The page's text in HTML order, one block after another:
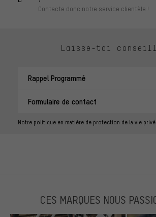
Contacte donc notre service clientèle !
Laisse-toi
Rappel Programmé
Formulaire de contact
Notre politique en matière de protection de la vie
CES MARQUES NOUS